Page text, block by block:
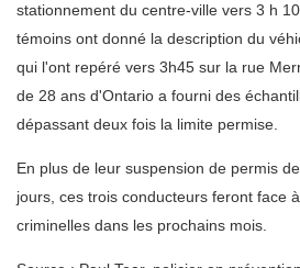
stationnement du centre-ville vers 3 h
témoins ont donné la description du
qui l'ont repéré vers 3h45 sur la rue
de 28 ans d'Ontario a fourni des
dépassant deux fois la limite permise.
En plus de leur suspension de permis
jours, ces trois conducteurs feront face
criminelles dans les prochains mois.